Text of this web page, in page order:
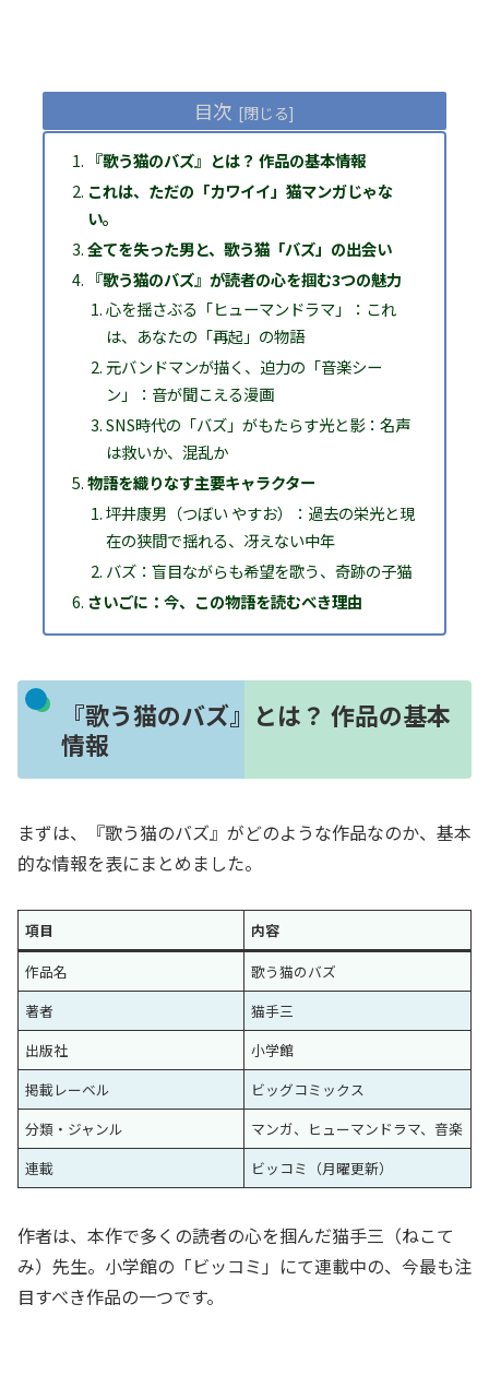
目次
『歌う猫のバズ』とは？ 作品の基本情報
これは、ただの「カワイイ」猫マンガじゃな
い。
全てを失った男と、歌う猫「バズ」の出会い
『歌う猫のバズ』が読者の心を掴む3つの魅力
心を揺さぶる「ヒューマンドラマ」：これ
は、あなたの「再起」の物語
元バンドマンが描く、迫力の「音楽シー
ン」：音が聞こえる漫画
SNS時代の「バズ」がもたらす光と影：名声
は救いか、混乱か
物語を織りなす主要キャラクター
坪井康男（つぼい やすお）：過去の栄光と現
在の狭間で揺れる、冴えない中年
バズ：盲目ながらも希望を歌う、奇跡の子猫
さいごに：今、この物語を読むべき理由
『歌う猫のバズ』とは？ 作品の基本
情報
まずは、『歌う猫のバズ』がどのような作品なのか、基本
的な情報を表にまとめました。
項目
内容
作品名
歌う猫のバズ
著者
猫手三
出版社
小学館
掲載レーベル
ビッグコミックス
分類・ジャンル
マンガ、ヒューマンドラマ、音楽
連載
ビッコミ（月曜更新）
作者は、本作で多くの読者の心を掴んだ猫手三（ねこて
み）先生。小学館の「ビッコミ」にて連載中の、今最も注
目すべき作品の一つです。